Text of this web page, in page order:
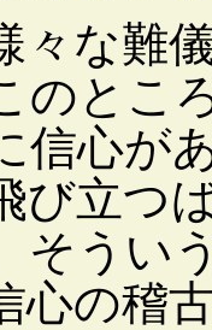
な難
のとこ
信心が
立つ
そうい
心の稽